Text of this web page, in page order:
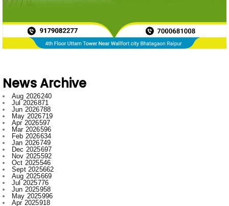
News Archive
Jun 2026
788
May 2026719
Apr 2026597
Mar 2026596
Feb 2026634
Jan 2026749
Dec 2025697
Nov 2025592
Oct 2025546
Sept 2025662
Aug 2025669
Jul 2025776
Jun 2025958
May 2025996
Apr 2025918
Mar 2025974
Feb 2025797
Jan 20251008
Dec 20241007